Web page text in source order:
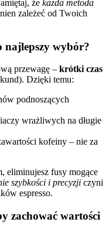
że każda metoda
zależeć od Twoich
najlepszy wybór?
przewagę – krótki czas
Dzięki temu:
podnoszących
wrażliwych na długie
kofeiny – nie za
eliminujesz fusy mogące
szybkości i precyzji czyni
espresso.
zachować wartości